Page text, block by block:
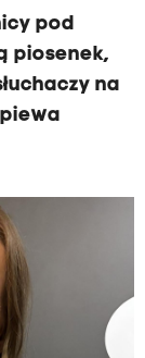
pod
piosenek,
na